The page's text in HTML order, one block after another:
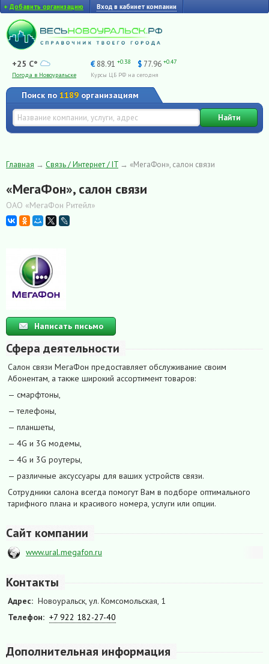
+ Добавить организацию Вход в кабинет компании
+25 C°
Погода в Новоуральске
€ 88.91 +0.38 $ 77.96 +0.47
Курсы ЦБ РФ на сегодня
Поиск по 1189 организациям
Найти
Главная → Связь / Интернет / IT → «МегаФон», салон связи
«МегаФон», салон связи
ОАО «МегаФон Ритейл»
Написать письмо
Сфера деятельности
Салон связи МегаФон предоставляет обслуживание своим
Абонентам, а также широкий ассортимент товаров:
— смарфтоны,
— телефоны,
— планшеты,
— 4G и 3G модемы,
— 4G и 3G роутеры,
— различные аксуссуары для ваших устройств связи.
Сотрудники салона всегда помогут Вам в подборе оптимального
тарифного плана и красивого номера, услуги или опции.
Сайт компании
www.ural.megafon.ru
Контакты
Адрес: Новоуральск, ул. Комсомольская, 1
Телефон: +7 922 182-27-40
Дополнительная информация